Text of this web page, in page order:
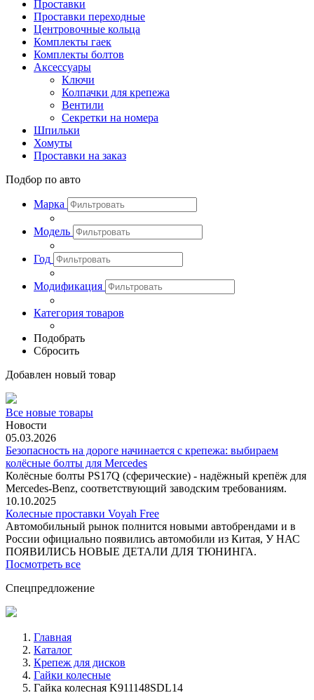
Проставки
Проставки переходные
Центровочные кольца
Комплекты гаек
Комплекты болтов
Аксессуары
Ключи
Колпачки для крепежа
Вентили
Секретки на номера
Шпильки
Хомуты
Проставки на заказ
Подбор по авто
Марка
Модель
Год
Модификация
Категория товаров
Подобрать
Сбросить
Добавлен новый товар
Все новые товары
Новости
05.03.2026
Безопасность на дороге начинается с крепежа: выбираем
колёсные болты для Mercedes
Колёсные болты PS17Q (сферические) - надёжный крепёж для
Mercedes‑Benz, соответствующий заводским требованиям.
10.10.2025
Колесные проставки Voyah Free
Автомобильный рынок полнится новыми автобрендами и в
России официально появились автомобили из Китая, У НАС
ПОЯВИЛИСЬ НОВЫЕ ДЕТАЛИ ДЛЯ ТЮНИНГА.
Посмотреть все
Спецпредложение
Главная
Каталог
Крепеж для дисков
Гайки колесные
Гайка колесная K911148SDL14